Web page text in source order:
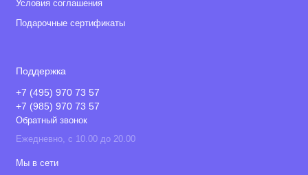
Условия соглашения
Подарочные сертификаты
Поддержка
+7 (495) 970 73 57
+7 (985) 970 73 57
Обратный звонок
Ежедневно, с 10.00 до 20.00
Мы в сети